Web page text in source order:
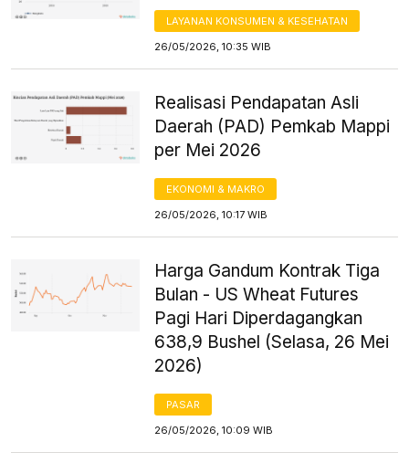
LAYANAN KONSUMEN & KESEHATAN
26/05/2026, 10:35 WIB
Realisasi Pendapatan Asli
Daerah (PAD) Pemkab Mappi
per Mei 2026
EKONOMI & MAKRO
26/05/2026, 10:17 WIB
Harga Gandum Kontrak Tiga
Bulan - US Wheat Futures
Pagi Hari Diperdagangkan
638,9 Bushel (Selasa, 26 Mei
2026)
PASAR
26/05/2026, 10:09 WIB